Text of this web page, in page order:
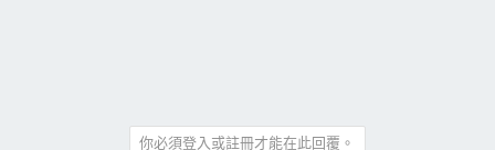
你必須登入或註冊才能在此回覆。